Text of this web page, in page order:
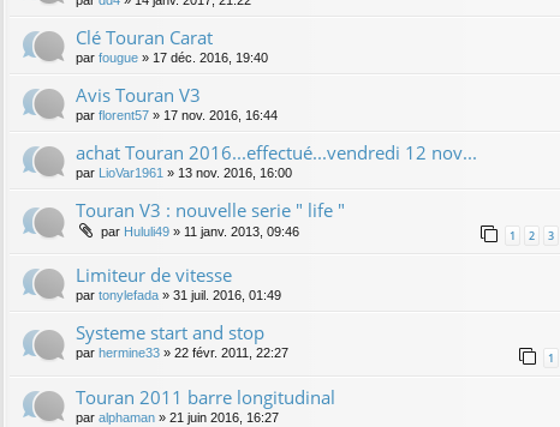
Clé Touran Carat
par fougue » 17 déc. 2016, 19:40
Avis Touran V3
par florent57 » 17 nov. 2016, 16:44
achat Touran 2016...effectué...vendredi 12 nov...
par LioVar1961 » 13 nov. 2016, 16:00
Touran V3 : nouvelle serie " life "
par Hululi49 » 11 janv. 2013, 09:46 1 2 3
Limiteur de vitesse
par tonylefada » 31 juil. 2016, 01:49
Systeme start and stop
par hermine33 » 22 févr. 2011, 22:27 1
Touran 2011 barre longitudinal
par alphaman » 21 juin 2016, 16:27